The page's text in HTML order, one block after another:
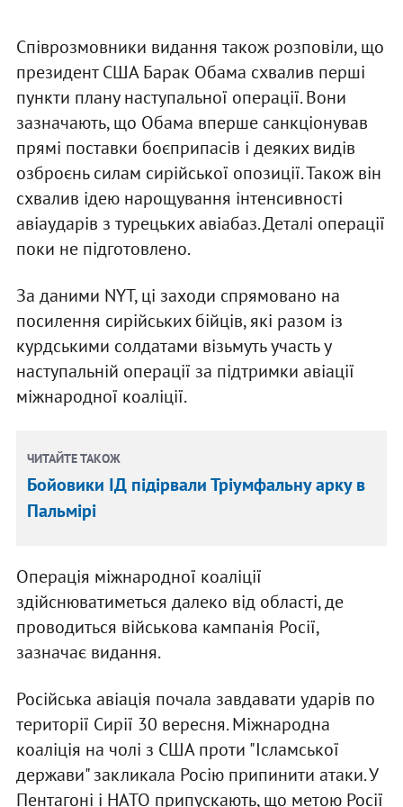
Співрозмовники видання також розповіли, що
президент США Барак Обама схвалив перші
пункти плану наступальної операції. Вони
зазначають, що Обама вперше санкціонував
прямі поставки боєприпасів і деяких видів
озброєнь силам сирійської опозиції. Також він
схвалив ідею нарощування інтенсивності
авіаударів з турецьких авіабаз. Деталі операції
поки не підготовлено.
За даними NYТ, ці заходи спрямовано на
посилення сирійських бійців, які разом із
курдськими солдатами візьмуть участь у
наступальній операції за підтримки авіації
міжнародної коаліції.
ЧИТАЙТЕ ТАКОЖ
Бойовики ІД підірвали Тріумфальну арку в
Пальмірі
Операція міжнародної коаліції
здійснюватиметься далеко від області, де
проводиться військова кампанія Росії,
зазначає видання.
Російська авіація почала завдавати ударів по
території Сирії 30 вересня. Міжнародна
коаліція на чолі з США проти "Ісламської
держави" закликала Росію припинити атаки. У
Пентагоні і НАТО припускають, що метою Росії